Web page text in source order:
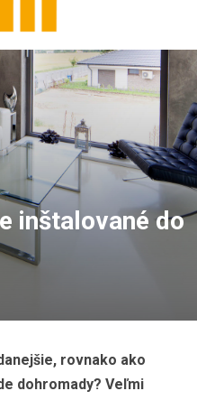
inštalované do
rovnako ako
dohromady? Veľmi